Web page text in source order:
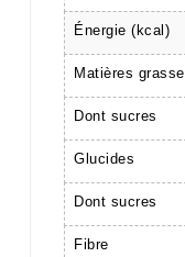
Énergie (kcal)
Matières
Dont sucres
Glucides
Dont sucres
Fibre